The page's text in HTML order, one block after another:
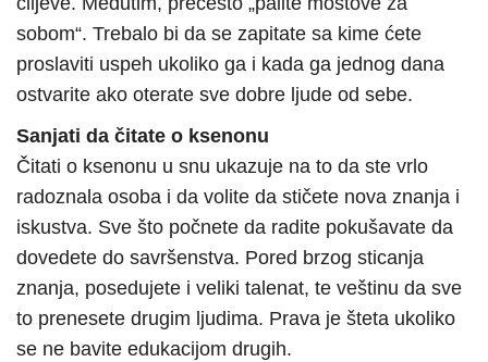
sobom“. Trebalo bi da se zapitate sa kime ćete
proslaviti uspeh ukoliko ga i kada ga jednog dana
ostvarite ako oterate sve dobre ljude od sebe.
Sanjati da čitate o ksenonu
Čitati o ksenonu u snu ukazuje na to da ste vrlo
radoznala osoba i da volite da stičete nova znanja i
iskustva. Sve što počnete da radite pokušavate da
dovedete do savršenstva. Pored brzog sticanja
znanja, posedujete i veliki talenat, te veštinu da sve
to prenesete drugim ljudima. Prava je šteta ukoliko
se ne bavite edukacijom drugih.